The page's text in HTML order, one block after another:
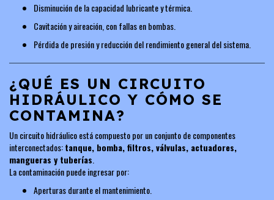
Disminución de la capacidad lubricante y térmica.
Cavitación y aireación, con fallas en bombas.
Pérdida de presión y reducción del rendimiento general del sistema.
¿QUÉ ES UN CIRCUITO
HIDRÁULICO Y CÓMO SE
CONTAMINA?
Un circuito hidráulico está compuesto por un conjunto de componentes
interconectados:tanque, bomba, filtros, válvulas, actuadores,
mangueras y tuberías
La contaminación puede ingresar por:
Aperturas durante el mantenimiento.